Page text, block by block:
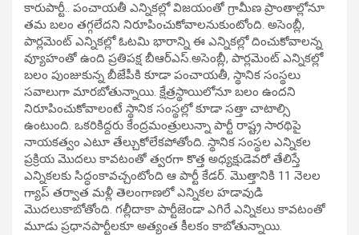
కారుపార్టీ.. పంచాయతీ ఎన్నికల్లో విజయంతో గ్రామీణ ప్రాంతాల్లోనూ
తమ బలం తగ్గలేదని నిరూపించుకోవాలనుకుంటోంది. అసెంబ్లీ,
పార్లమెంట్‌ ఎన్నికల్లో ఓటమి భారాన్ని ఈ ఎన్నికల్లో దించుకోవాలన్న
వ్యూహంతో ఉంది ప్రతిపక్ష బీఆర్‌ఎస్‌.అసెంబ్లీ, పార్లమెంట్‌ ఎన్నికల్లో
బలం పుంజుకున్న బీజేపీకి కూడా పంచాయతీ, స్థానిక సంస్థలు
సవాలుగా మారబోతున్నాయి. క్షేత్రస్థాయిలోనూ బలం ఉందని
నిరూపించుకోవాలంటే స్థానిక సంస్థల్లో కూడా సత్తా చాటాల్సి
ఉంటుంది. ఒకరికిద్దరు కేంద్రమంత్రులున్నా పార్టీ రాష్ట్ర సారథిపై
నాయకత్వం ఎటూ తేల్చుకోలేకపోతోంది. స్థానిక సంస్థల ఎన్నికల
ప్రక్రియ మొదలు కావటంతో త్వరగా కొత్త అధ్యక్షుడెవరో తేలిస్తే
ఎన్నికలకు సిద్ధంకావచ్చంటోంది ఆ పార్టీ కేడర్‌. మొత్తానికి 11 నెలల
గ్యాప్‌ తర్వాత మళ్లీ తెలంగాణలో ఎన్నికల హడావుడి
మొదలుకాబోతోంది. గల్లీదాకా పార్టీజెండా ఎగిరే ఎన్నికలు కావటంతో
మూడు ప్రధానపార్టీలకూ అత్యంత కీలకం కాబోతున్నాయి.